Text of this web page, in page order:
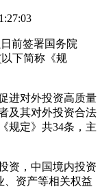
前签署国务院
下简称《规
对外投资高质量
及其对外投资合法
规定》共34条，主
，中国境内投资
、资产等相关权益